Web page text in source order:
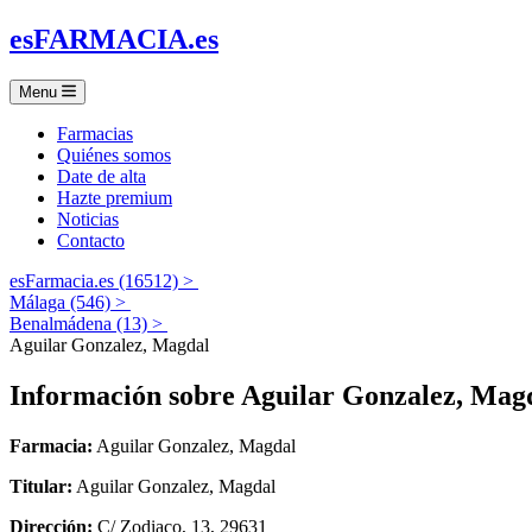
esFARMACIA.es
Menu
Farmacias
Quiénes somos
Date de alta
Hazte premium
Noticias
Contacto
esFarmacia.es (16512) >
Málaga (546) >
Benalmádena (13) >
Aguilar Gonzalez, Magdal
Información sobre Aguilar Gonzalez,
Farmacia: Aguilar Gonzalez, Magdal
Titular: Aguilar Gonzalez, Magdal
Dirección: C/ Zodiaco, 13, 29631